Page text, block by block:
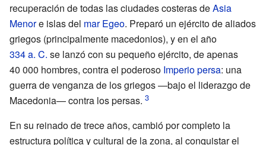
recuperación de todas las ciudades costeras deAsia
Menore islas del mar Egeo. Preparó un ejército de aliados
griegos (principalmente macedonios), y en el año
334a. C. se lanzó con su pequeño ejército, de apenas
40 000 hombres, contra el poderoso Imperio persa: una
guerra de venganza de los griegos —bajo el liderazgo de
Macedonia— contra los persas.
En su reinado de trece años, cambió por completo la
estructura política y cultural de la zona, al conquistar el